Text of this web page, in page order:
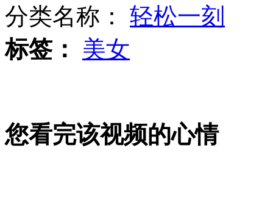
“中国式过马路”处罚不疼不痒？
柯震东幼年萌照曝光遭调侃
分类名称： 轻松一刻
标签：
美女
您看完该视频的心情